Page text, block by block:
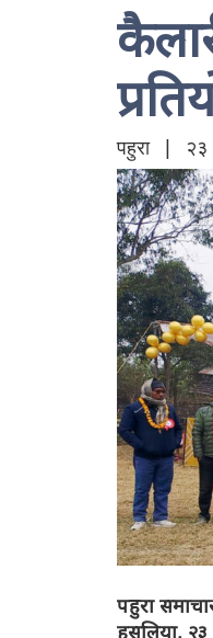
पहुरा | २३
पहुरा
हसुलिया,